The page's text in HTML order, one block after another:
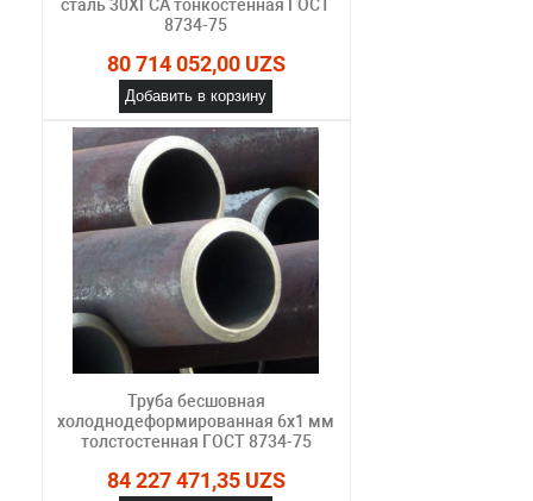
сталь 30ХГСА тонкостенная ГОСТ
8734-75
80 714 052,00 UZS
Добавить в корзину
Труба бесшовная
холоднодеформированная 6х1 мм
толстостенная ГОСТ 8734-75
84 227 471,35 UZS